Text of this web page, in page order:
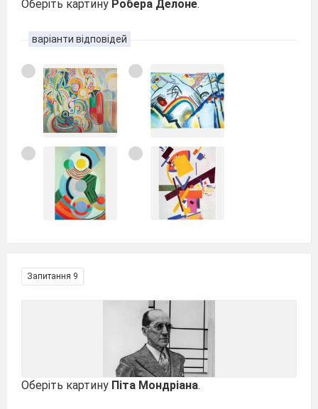
Оберіть картину Робера Делоне.
варіанти відповідей
Запитання 9
Оберіть картину Піта Мондріана.